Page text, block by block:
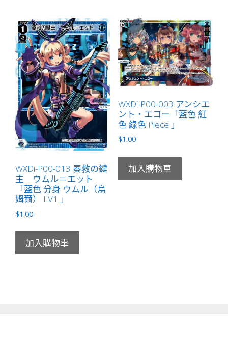
WXDi-P00-013 奏救の鍵
主 ウムル＝エット
「藍色 分身 ウムル（烏
姆爾） LV1 」
$1.00
加入購物車
WXDi-P00-003 アンシエ
ント・エコー「藍色 紅
色 綠色 Piece 」
$1.00
加入購物車